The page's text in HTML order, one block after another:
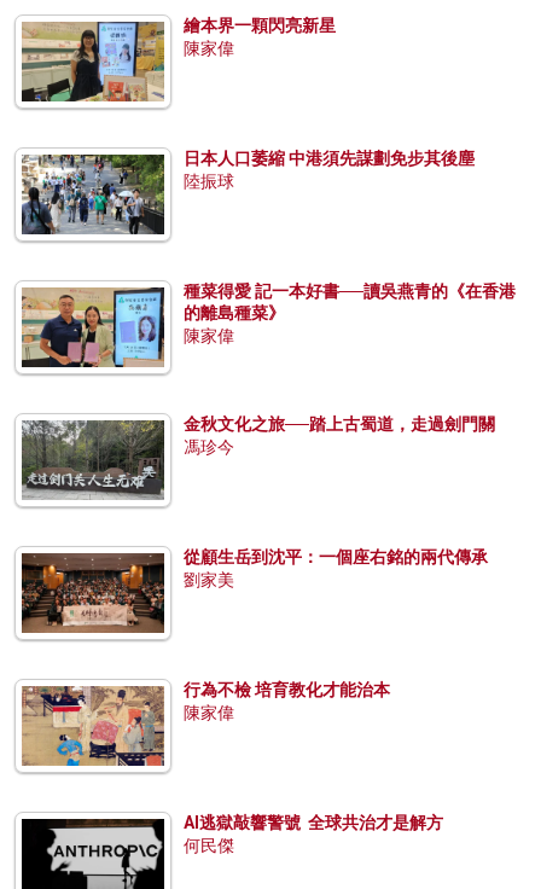
繪本界一顆閃亮新星
陳家偉
日本人口萎縮 中港須先謀劃免步其後塵
陸振球
種菜得愛 記一本好書──讀吳燕青的《在香港
的離島種菜》
陳家偉
金秋文化之旅──踏上古蜀道，走過劍門關
馮珍今
從顧生岳到沈平：一個座右銘的兩代傳承
劉家美
行為不檢 培育教化才能治本
陳家偉
AI逃獄敲響警號 全球共治才是解方
何民傑